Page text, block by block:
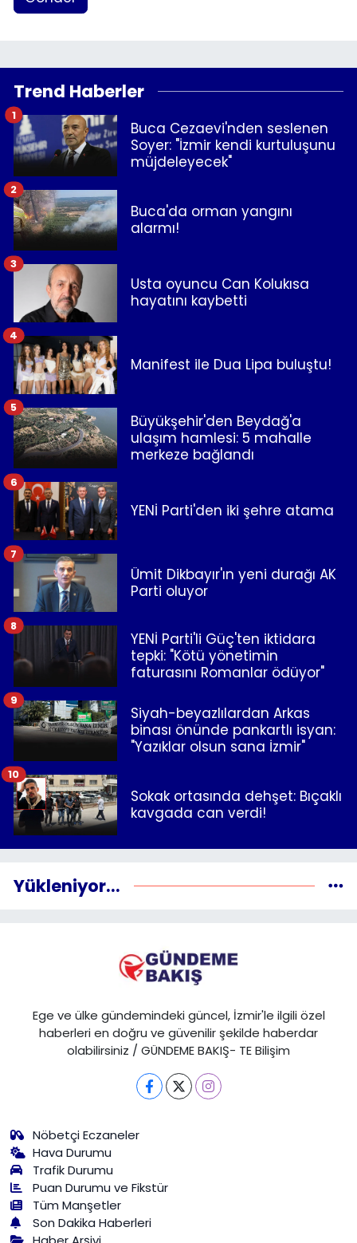
Trend Haberler
Buca Cezaevi'nden seslenen
Soyer: "İzmir kendi kurtuluşunu
müjdeleyecek"
1
Buca'da orman yangını
alarmı!
2
Usta oyuncu Can Kolukısa
hayatını kaybetti
3
Manifest ile Dua Lipa buluştu!
4
Büyükşehir'den Beydağ'a
ulaşım hamlesi: 5 mahalle
merkeze bağlandı
5
YENİ Parti'den iki şehre atama
6
Ümit Dikbayır'ın yeni durağı AK
Parti oluyor
7
YENİ Parti'li Güç'ten iktidara
tepki: "Kötü yönetimin
faturasını Romanlar ödüyor"
8
Siyah-beyazlılardan Arkas
binası önünde pankartlı isyan:
"Yazıklar olsun sana İzmir"
9
Sokak ortasında dehşet: Bıçaklı
kavgada can verdi!
10
Yükleniyor...
Ege ve ülke gündemindeki güncel, İzmir'le ilgili özel
haberleri en doğru ve güvenilir şekilde haberdar
olabilirsiniz / GÜNDEME BAKIŞ- TE Bilişim
Nöbetçi Eczaneler
Hava Durumu
Trafik Durumu
Puan Durumu ve Fikstür
Tüm Manşetler
Son Dakika Haberleri